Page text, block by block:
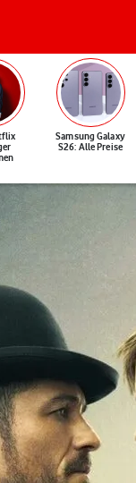
Samsung Galaxy
S26: Alle Preise